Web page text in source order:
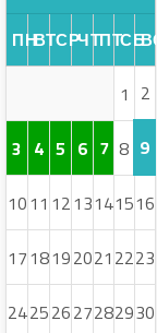
ПНВТСРЧТПТСБ
1 2
3 4 5 6 7 8 9
1011 1213141516
1718192021 2223
24252627282930